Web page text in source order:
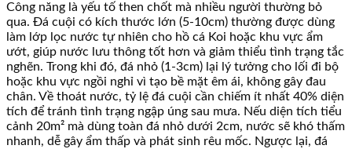
Công năng là yếu tố then chốt mà nhiều người thường bỏ
qua. Đá cuội có kích thước lớn (5-10cm) thường được dùng
làm lớp lọc nước tự nhiên cho hồ cá Koi hoặc khu vực ẩm
ướt, giúp nước lưu thông tốt hơn và giảm thiểu tình trạng tắc
nghẽn. Trong khi đó, đá nhỏ (1-3cm) lại lý tưởng cho lối đi bộ
hoặc khu vực ngồi nghỉ vì tạo bề mặt êm ái, không gây đau
chân. Về thoát nước, tỷ lệ đá cuội cần chiếm ít nhất 40% diện
tích để tránh tình trạng ngập úng sau mưa. Nếu diện tích tiểu
cảnh 20m² mà dùng toàn đá nhỏ dưới 2cm, nước sẽ khó thấm
nhanh, dễ gây ẩm thấp và phát sinh rêu mốc. Ngược lại, đá